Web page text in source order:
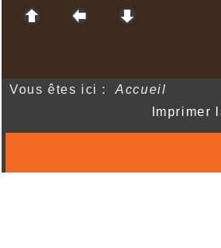
Vous êtes ici :Accueil
Imprimer